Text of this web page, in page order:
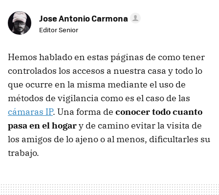
Jose Antonio Carmona
Editor Senior
Hemos hablado en estas páginas de como tener
controlados los accesos a nuestra casa y todo lo
que ocurre en la misma mediante el uso de
métodos de vigilancia como es el caso de las
cámaras IP. Una forma de conocer todo cuanto
pasa en el hogary de camino evitar la visita de
los amigos de lo ajeno o al menos, dificultarles su
trabajo.